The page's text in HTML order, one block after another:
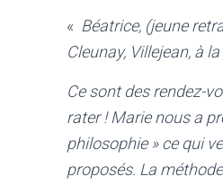
« Béatrice, (jeune
Cleunay, Villejean, à
Ce sont des rendez-
rater ! Marie nous a
philosophie » ce qui
proposés. La